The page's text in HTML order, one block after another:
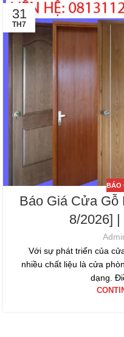
31
TH7
BÁO
Báo Giá Cửa Gỗ
8/2026]
Với sự phát triển của
nhiều chất liệu là cửa
dạng.